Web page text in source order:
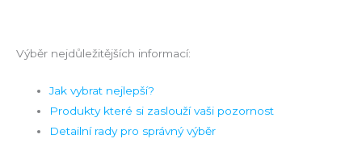
Výběr nejdůležitějších informací:
Jak vybrat nejlepší?
Produkty které si zaslouží vaši pozornost
Detailní rady pro správný výběr